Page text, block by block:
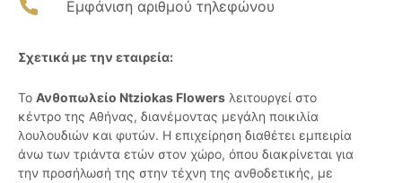
Εμφάνιση αριθμού τηλεφώνου
Σχετικά με την εταιρεία:
Το Ανθοπωλείο Ntziokas Flowers λειτουργεί στο
κέντρο της Αθήνας, διανέμοντας μεγάλη ποικιλία
λουλουδιών και φυτών. Η επιχείρηση διαθέτει εμπειρία
άνω των τριάντα ετών στον χώρο, όπου διακρίνεται για
την προσήλωσή της στην τέχνη της ανθοδετικής, με